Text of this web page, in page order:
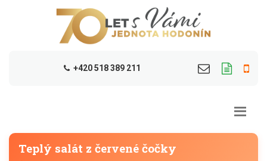
+420 518 389 211
Teplý salát z červené čočky